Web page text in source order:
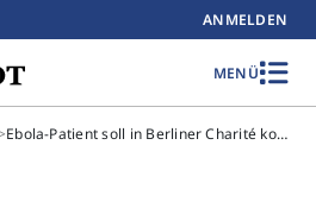
ANMELDEN
MENÜ
Ebola-Patient soll in Berliner Charité kommen